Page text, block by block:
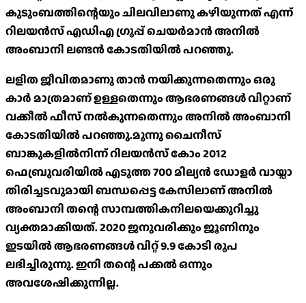
കുടുംബത്തിന്റെയും ചിലവിലാണു കഴിയുന്നത് എന്ന്
റിലയന്‍സ് എഡിഎ ഗ്രൂപ്പ് ചെയര്‍മാന്‍ അനില്‍
അംബാനി ലണ്ടന്‍ കോടതിയില്‍ പറഞ്ഞു.
ലളിത ജീവിതമാണു താൻ നയിക്കുന്നതെന്നും ഒരു
കാര്‍ മാത്രമാണ് ഉള്ളതെന്നും ആഭരണങ്ങള്‍ വിറ്റാണ്
വക്കീല്‍ ഫീസ് നല്‍കുന്നതെന്നും അനില്‍ അംബാനി
കോടതിയിൽ പറഞ്ഞു.മൂന്നു ചൈനീസ്
ബാങ്കുകളില്‍നിന്ന് റിലയന്‍സ് കോം 2012
ഫെബ്രുവരിയില്‍ എടുത്ത 700 മില്യൻ ഡോളര്‍ വായ്പാ
തിരിച്ചടവുമായി ബന്ധപ്പെട്ട കേസിലാണ് അനില്‍
അംബാനി തന്റെ സാമ്പത്തികനിലയെക്കുറിച്ചു
വ്യക്തമാക്കിയത്. 2020 ജനുവരിക്കും ജൂണിനും
ഇടയില്‍ ആഭരണങ്ങള്‍ വിറ്റ് 9.9 കോടി രൂപ
ലഭിച്ചിരുന്നു. ഇനി തന്റെ പക്കല്‍ ഒന്നും
അവശേഷിക്കുന്നില്ല.